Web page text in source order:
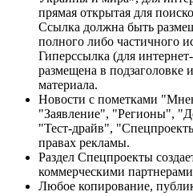
прямая открытая для
Ссылка должна быть
полного либо частичного
Гиперссылка (для
размещена в подзаголовке
материала.
Новости с пометками
"Заявление", "Регионы",
"Тест-драйв",
правах рекламы.
Раздел Спецпроекты
коммерческими
Любое копирование,